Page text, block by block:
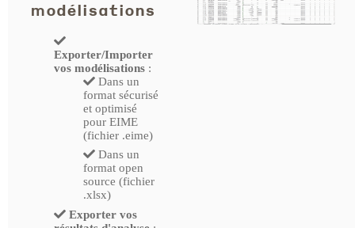
modélisations
Exporter/Importer
vos modélisations:
Dans un
format sécurisé
et optimisé
pour EIME
(fichier .eime)
Dans un
format open
source (fichier
.xlsx)
Exporter vos